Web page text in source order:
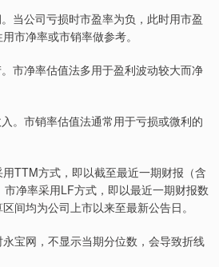
公司亏损时市盈率为负，此时用市盈
市净率或市销率做参考。
净率估值法多用于盈利波动较大而净
市销率估值法通常用于亏损或微利的
TTM方式，即以截至最近一期财报（含
净率采用LF方式，即以最近一期财报数
间均为公司上市以来至最新公告日。
宝网，不显示当期分位数，会导致折线